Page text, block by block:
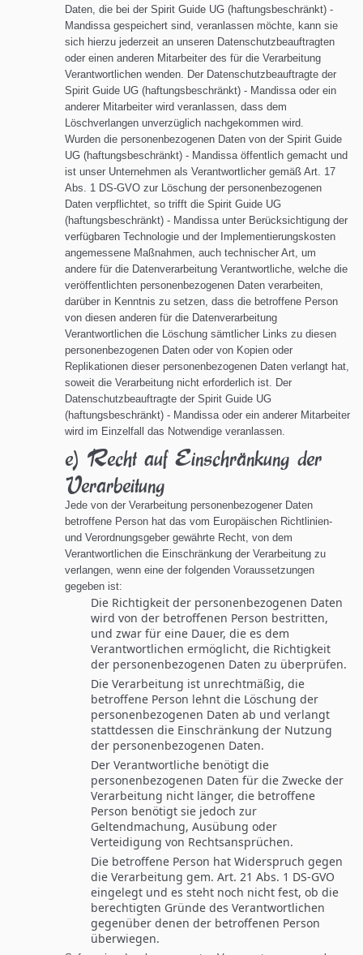
Daten, die bei der Spirit Guide UG (haftungsbeschränkt) -
Mandissa gespeichert sind, veranlassen möchte, kann sie
sich hierzu jederzeit an unseren Datenschutzbeauftragten
oder einen anderen Mitarbeiter des für die Verarbeitung
Verantwortlichen wenden. Der Datenschutzbeauftragte der
Spirit Guide UG (haftungsbeschränkt) - Mandissa oder ein
anderer Mitarbeiter wird veranlassen, dass dem
Löschverlangen unverzüglich nachgekommen wird.
Wurden die personenbezogenen Daten von der Spirit Guide
UG (haftungsbeschränkt) - Mandissa öffentlich gemacht und
ist unser Unternehmen als Verantwortlicher gemäß Art. 17
Abs. 1 DS-GVO zur Löschung der personenbezogenen
Daten verpflichtet, so trifft die Spirit Guide UG
(haftungsbeschränkt) - Mandissa unter Berücksichtigung der
verfügbaren Technologie und der Implementierungskosten
angemessene Maßnahmen, auch technischer Art, um
andere für die Datenverarbeitung Verantwortliche, welche die
veröffentlichten personenbezogenen Daten verarbeiten,
darüber in Kenntnis zu setzen, dass die betroffene Person
von diesen anderen für die Datenverarbeitung
Verantwortlichen die Löschung sämtlicher Links zu diesen
personenbezogenen Daten oder von Kopien oder
Replikationen dieser personenbezogenen Daten verlangt hat,
soweit die Verarbeitung nicht erforderlich ist. Der
Datenschutzbeauftragte der Spirit Guide UG
(haftungsbeschränkt) - Mandissa oder ein anderer Mitarbeiter
wird im Einzelfall das Notwendige veranlassen.
e) Recht auf Einschränkung der
Verarbeitung
Jede von der Verarbeitung personenbezogener Daten
betroffene Person hat das vom Europäischen Richtlinien-
und Verordnungsgeber gewährte Recht, von dem
Verantwortlichen die Einschränkung der Verarbeitung zu
verlangen, wenn eine der folgenden Voraussetzungen
gegeben ist:
Die Richtigkeit der personenbezogenen Daten
wird von der betroffenen Person bestritten,
und zwar für eine Dauer, die es dem
Verantwortlichen ermöglicht, die Richtigkeit
der personenbezogenen Daten zu überprüfen.
Die Verarbeitung ist unrechtmäßig, die
betroffene Person lehnt die Löschung der
personenbezogenen Daten ab und verlangt
stattdessen die Einschränkung der Nutzung
der personenbezogenen Daten.
Der Verantwortliche benötigt die
personenbezogenen Daten für die Zwecke der
Verarbeitung nicht länger, die betroffene
Person benötigt sie jedoch zur
Geltendmachung, Ausübung oder
Verteidigung von Rechtsansprüchen.
Die betroffene Person hat Widerspruch gegen
die Verarbeitung gem. Art. 21 Abs. 1 DS-GVO
eingelegt und es steht noch nicht fest, ob die
berechtigten Gründe des Verantwortlichen
gegenüber denen der betroffenen Person
überwiegen.